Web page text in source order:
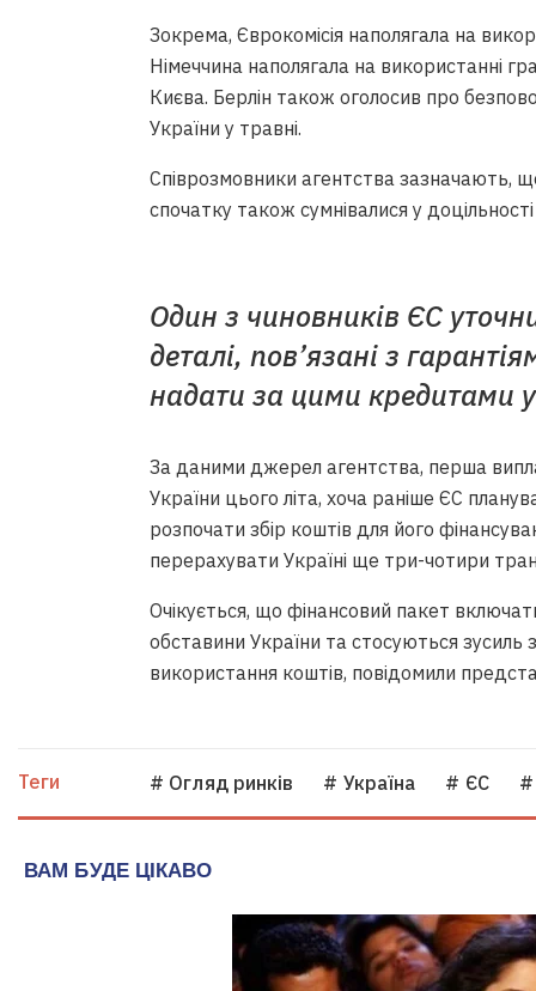
Зокрема, Єврокомісія наполягала на
Німеччина наполягала на використанні
Києва. Берлін також оголосив про
України у травні.
Співрозмовники агентства зазначають,
спочатку також сумнівалися у
Один з чиновників ЄС
деталі, пов’язані з
надати за цими кредитами
За даними джерел агентства, перша
України цього літа, хоча раніше ЄС
розпочати збір коштів для його
перерахувати Україні ще три-чотири
Очікується, що фінансовий пакет
обставини України та стосуються зусиль
використання коштів, повідомили
Теги # Огляд ринків # Україна # ЄС #